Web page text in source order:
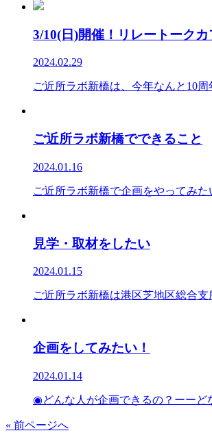
3/10(日)開催！リレートーク
2024.02.29
ご近所ラボ新橋は、今年なんと10
ご近所ラボ新橋でできること
2024.01.16
ご近所ラボ新橋で企画をやってみ
見学・取材をしたい
2024.01.15
ご近所ラボ新橋は港区芝地区総合
企画をしてみたい！
2024.01.14
◉どんな人が企画できるの？ーーど
« 前ページへ